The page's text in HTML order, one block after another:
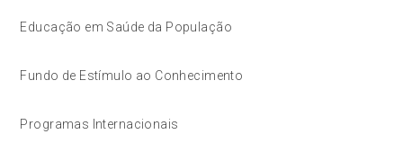
Educação em Saúde da População
Fundo de Estímulo ao Conhecimento
Programas Internacionais